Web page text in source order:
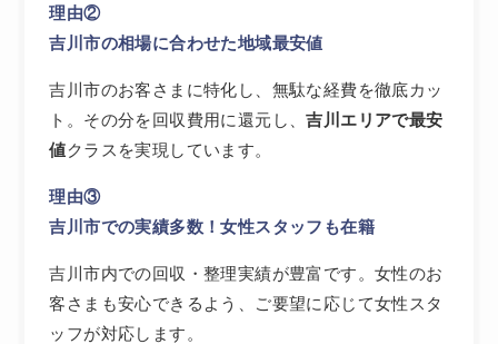
理由②
吉川市の相場に合わせた地域最安値
吉川市のお客さまに特化し、無駄な経費を徹底カッ
ト。その分を回収費用に還元し、吉川エリアで最安
値クラスを実現しています。
理由③
吉川市での実績多数！女性スタッフも在籍
吉川市内での回収・整理実績が豊富です。女性のお
客さまも安心できるよう、ご要望に応じて女性スタ
ッフが対応します。